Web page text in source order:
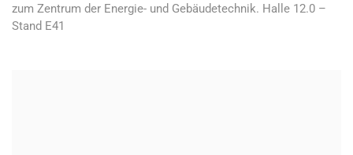
zum Zentrum der Energie- und Gebäudetechnik. Halle 12.0 –
Stand E41